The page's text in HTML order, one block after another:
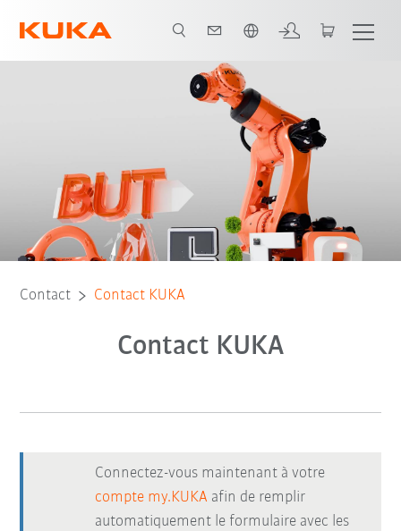
Contact Contact KUKA
Contact KUKA
Connectez-vous maintenant à votre
compte my.KUKA afin de remplir
automatiquement le formulaire avec les